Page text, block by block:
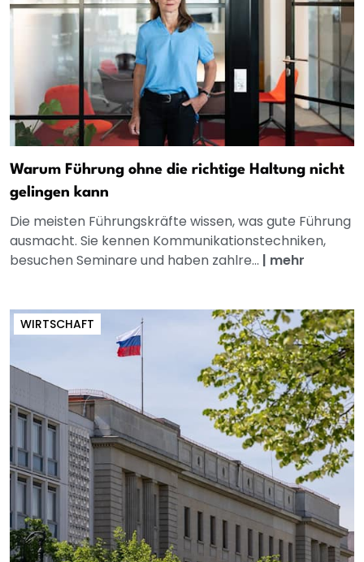
Warum Führung ohne die richtige Haltung nicht
gelingen kann
Die meisten Führungskräfte wissen, was gute Führung
ausmacht. Sie kennen Kommunikationstechniken,
besuchen Seminare und haben zahlre... | mehr
WIRTSCHAFT